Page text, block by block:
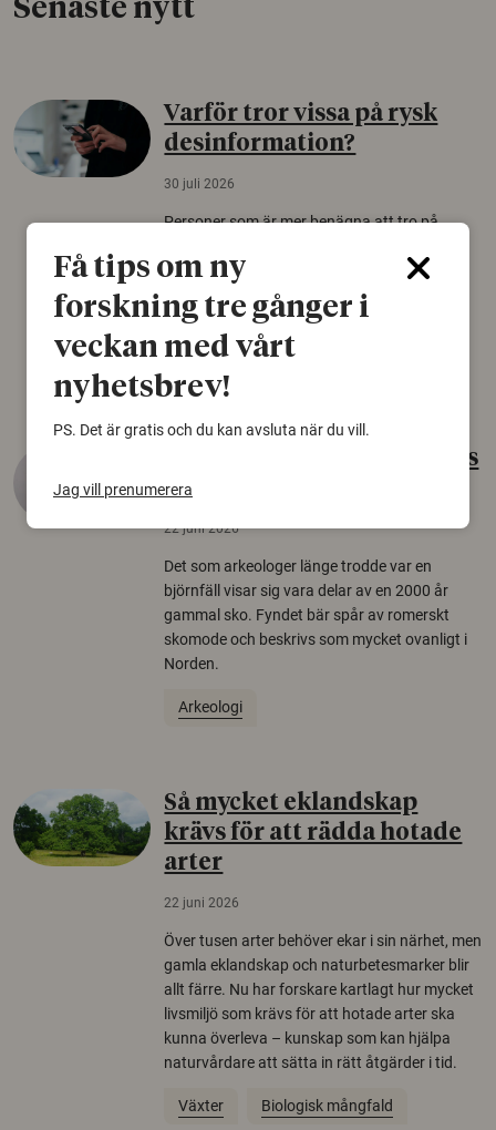
Senaste nytt
Varför tror vissa på rysk
desinformation?
30 juli 2026
Personer som är mer benägna att tro på
för rysk desinformation. Det visar en studie
från Försvarshögskolan med deltagare i fyra
europeiska länder.
Säkerhetspolitik
Gammalt skinn var Sveriges
äldsta sko
22 juni 2026
Det som arkeologer länge trodde var en
björnfäll visar sig vara delar av en 2000 år
gammal sko. Fyndet bär spår av romerskt
skomode och beskrivs som mycket ovanligt i
Norden.
Arkeologi
Så mycket eklandskap
krävs för att rädda hotade
arter
22 juni 2026
Över tusen arter behöver ekar i sin närhet, men
gamla eklandskap och naturbetesmarker blir
allt färre. Nu har forskare kartlagt hur mycket
livsmiljö som krävs för att hotade arter ska
kunna överleva – kunskap som kan hjälpa
naturvårdare att sätta in rätt åtgärder i tid.
Växter Biologisk mångfald
Få tips om ny
forskning tre gånger i
veckan med vårt
nyhetsbrev!
PS. Det är gratis och du kan avsluta när du vill.
Jag vill prenumerera